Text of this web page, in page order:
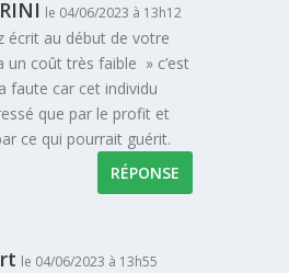
le 04/06/2023 à 13h12
écrit au début de votre
un coût très faible » c’est
faute car cet individu
que par le profit et
ce qui pourrait guérit.
RÉPONSE
le 04/06/2023 à 13h55